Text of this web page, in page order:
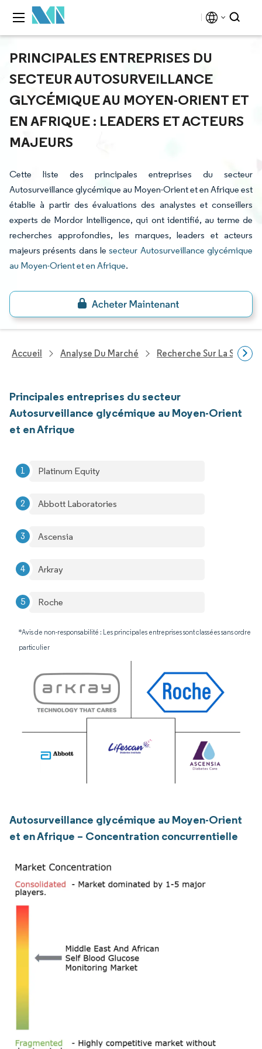
PRINCIPALES ENTREPRISES DU
SECTEUR AUTOSURVEILLANCE
GLYCÉMIQUE AU MOYEN-ORIENT ET
EN AFRIQUE : LEADERS ET ACTEURS
MAJEURS
Cette liste des principales entreprises du secteur
Autosurveillance glycémique au Moyen-Orient et en Afrique est
établie à partir des évaluations des analystes et conseillers
experts de Mordor Intelligence, qui ont identifié, au terme de
recherches approfondies, les marques, leaders et acteurs
majeurs présents dans lesecteur Autosurveillance glycémique
au Moyen-Orient et en Afrique.
Accueil Analyse Du Marché Recherche Sur La Santé
Principales entreprises du secteur
Autosurveillance glycémique au Moyen-Orient
et en Afrique
Platinum Equity
Abbott Laboratories
Ascensia
Arkray
Roche
*Avis de non-responsabilité : Les principales entreprises sont classées sans ordre
particulier
Autosurveillance glycémique au Moyen-Orient
et en Afrique – Concentration concurrentielle